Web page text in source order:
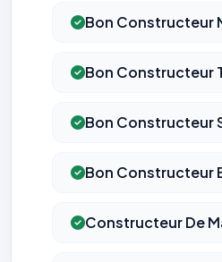
Bon Constructeur
Bon Constructeur
Bon Constructeur
Bon Constructeur
Constructeur De